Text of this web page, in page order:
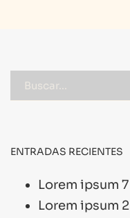
ENTRADAS RECIENTES
Lorem ipsum 7
Lorem ipsum 2